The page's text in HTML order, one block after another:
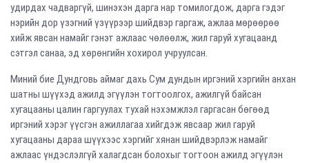
удирдах чадваргүй, шинэхэн дарга нар томилогдож, дарга гэдэг
нэрийн дор үзэгний үзүүрээр шийдвэр гаргаж, ажлаа мөрөөрөө
хийж явсан намайг гэнэт ажлаас чөлөөлж, жил гаруй хугацаанд
сэтгэл санаа, эд хөрөнгийн хохирол учруулсан.
Миний бие Дундговь аймаг дахь Сум дундын иргэний хэргийн анхан
шатны шүүхэд ажилд эгүүлэн тогтоолгох, ажилгүй байсан
хугацааны цалин гаргуулах тухай нэхэмжлэл гаргасан бөгөөд
иргэний хэрэг үүсгэн ажиллагаа хийгдэж явсаар жил гаруй
хугацааны дараа шүүхээс хэргийг хянан шийдвэрлэж намайг
ажлаас үндэслэлгүй халагдсан болохыг тогтоон ажилд эгүүлэн